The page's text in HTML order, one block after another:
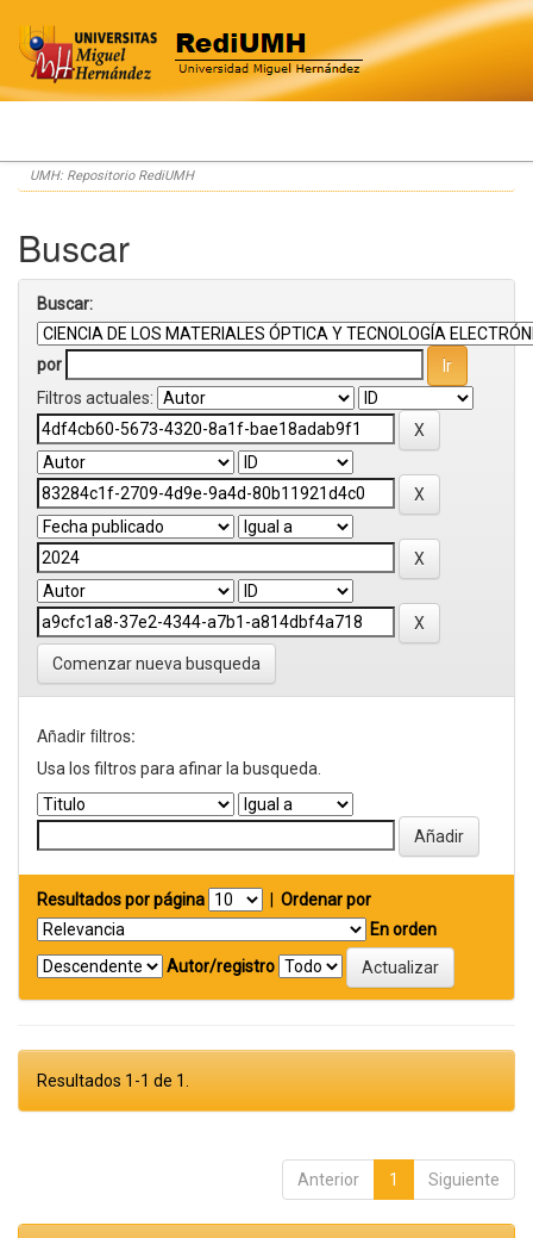
Skip
navigation
UMH: Repositorio RediUMH
Buscar
Buscar:
por
Filtros actuales:
Comenzar nueva busqueda
Añadir filtros:
Usa los filtros para afinar la busqueda.
Resultados por página
Ordenar por
En orden
Autor/registro
Resultados 1-1 de 1.
Anterior 1 Siguiente